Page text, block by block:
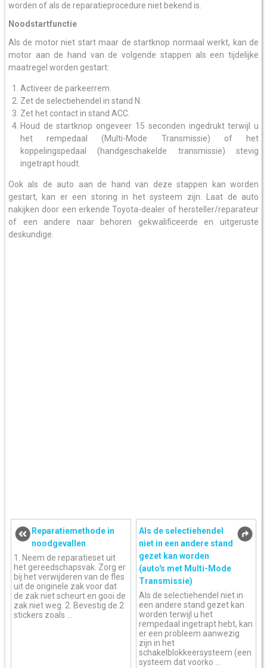
worden of als de reparatieprocedure niet bekend is.
Noodstartfunctie
Als de motor niet start maar de startknop normaal werkt, kan de
motor aan de hand van de volgende stappen als een tijdelijke
maatregel worden gestart:
Activeer de parkeerrem.
Zet de selectiehendel in stand N.
Zet het contact in stand ACC.
Houd de startknop ongeveer 15 seconden ingedrukt terwijl u
het rempedaal (Multi-Mode Transmissie) of het
koppelingspedaal (handgeschakelde transmissie) stevig
ingetrapt houdt.
Ook als de auto aan de hand van deze stappen kan worden
gestart, kan er een storing in het systeem zijn. Laat de auto
nakijken door een erkende Toyota-dealer of hersteller/reparateur
of een andere naar behoren gekwalificeerde en uitgeruste
deskundige.
Reparatiemethode in
noodgevallen
1. Neem de reparatieset uit
het gereedschapsvak. Zorg er
bij het verwijderen van de fles
uit de originele zak voor dat
de zak niet scheurt en gooi de
zak niet weg. 2. Bevestig de 2
stickers zoals ...
Als de selectiehendel
niet in een andere stand
gezet kan worden
(auto's met Multi-Mode
Transmissie)
Als de selectiehendel niet in
een andere stand gezet kan
worden terwijl u het
rempedaal ingetrapt hebt, kan
er een probleem aanwezig
zijn in het
schakelblokkeersysteem (een
systeem dat voorko ...